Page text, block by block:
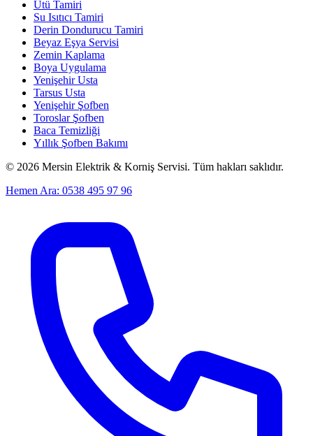
Ütü Tamiri
Su Isıtıcı Tamiri
Derin Dondurucu Tamiri
Beyaz Eşya Servisi
Zemin Kaplama
Boya Uygulama
Yenişehir Usta
Tarsus Usta
Yenişehir Şofben
Toroslar Şofben
Baca Temizliği
Yıllık Şofben Bakımı
© 2026 Mersin Elektrik & Korniş Servisi. Tüm hakları saklıdır.
Hemen Ara: 0538 495 97 96